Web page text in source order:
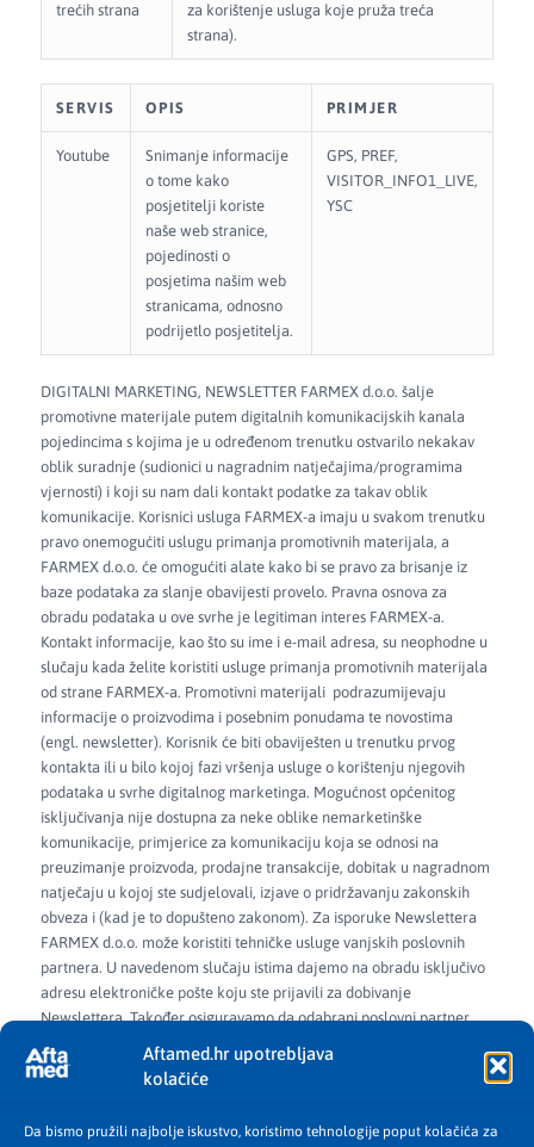
Aftamed.hr upotrebljava
kolačiće
Da bismo pružili najbolje iskustvo, koristimo tehnologije poput kolačića za
trećih strana
za korištenje usluga koje pruža treća
strana).
SERVIS OPIS PRIMJER
Youtube
Snimanje informacije
o tome kako
posjetitelji koriste
naše web stranice,
pojedinosti o
posjetima našim web
stranicama, odnosno
podrijetlo posjetitelja.
GPS, PREF,
VISITOR_INFO1_LIVE,
YSC
DIGITALNI MARKETING, NEWSLETTER FARMEX d.o.o. šalje
promotivne materijale putem digitalnih komunikacijskih kanala
pojedincima s kojima je u određenom trenutku ostvarilo nekakav
oblik suradnje (sudionici u nagradnim natječajima/programima
vjernosti) i koji su nam dali kontakt podatke za takav oblik
komunikacije. Korisnici usluga FARMEX-a imaju u svakom trenutku
pravo onemogućiti uslugu primanja promotivnih materijala, a
FARMEX d.o.o. će omogućiti alate kako bi se pravo za brisanje iz
baze podataka za slanje obavijesti provelo. Pravna osnova za
obradu podataka u ove svrhe je legitiman interes FARMEX-a.
Kontakt informacije, kao što su ime i e-mail adresa, su neophodne u
slučaju kada želite koristiti usluge primanja promotivnih materijala
od strane FARMEX-a. Promotivni materijali podrazumijevaju
informacije o proizvodima i posebnim ponudama te novostima
(engl. newsletter). Korisnik će biti obaviješten u trenutku prvog
kontakta ili u bilo kojoj fazi vršenja usluge o korištenju njegovih
podataka u svrhe digitalnog marketinga. Mogućnost općenitog
isključivanja nije dostupna za neke oblike nemarketinške
komunikacije, primjerice za komunikaciju koja se odnosi na
preuzimanje proizvoda, prodajne transakcije, dobitak u nagradnom
natječaju u kojoj ste sudjelovali, izjave o pridržavanju zakonskih
obveza i (kad je to dopušteno zakonom). Za isporuke Newslettera
FARMEX d.o.o. može koristiti tehničke usluge vanjskih poslovnih
partnera. U navedenom slučaju istima dajemo na obradu isključivo
adresu elektroničke pošte koju ste prijavili za dobivanje
Newslettera. Također osiguravamo da odabrani poslovni partner
istu koristi samo i jedino za isporuke naših Newslettera, u
vremenskom periodu dok ste na njega prijavljeni, te ga u druge
prijavu na Newsletter, dijeliti sa trećim